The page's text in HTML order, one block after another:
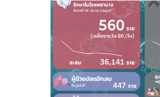
พยาบาล (รายสัปดาห์) 435 ราย